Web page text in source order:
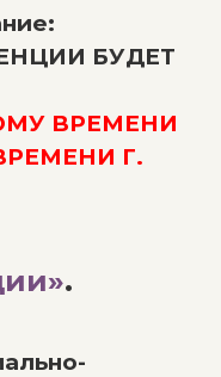
БУДЕТ
ВРЕМЕНИ
Г.
.